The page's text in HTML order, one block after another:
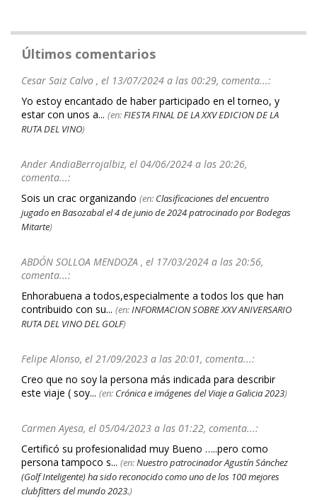
Últimos comentarios
Cesar Saiz Calvo , el 13/07/2024 a las 00:29, comenta...:
Yo estoy encantado de haber participado en el torneo, y
estar con unos a... (en:FIESTA FINAL DE LA XXV EDICION DE LA
RUTA DEL VINO)
Ander AndiaBerrojalbiz, el 04/06/2024 a las 20:26,
comenta...:
Sois un crac organizando (en: Clasificaciones del encuentro
jugado en Basozabal el 4 de junio de 2024 patrocinado por Bodegas
Mitarte)
ABDÓN SOLLOA MENDOZA , el 17/03/2024 a las 20:56,
comenta...:
Enhorabuena a todos,especialmente a todos los que han
contribuido con su... (en:INFORMACION SOBRE XXV ANIVERSARIO
RUTA DEL VINO DEL GOLF)
Felipe Alonso, el 21/09/2023 a las 20:01, comenta...:
Creo que no soy la persona más indicada para describir
este viaje ( soy... (en: Crónica e imágenes del Viaje a Galicia 2023)
Carmen Ayesa, el 05/04/2023 a las 01:22, comenta...:
Certificó su profesionalidad muy Bueno …..pero como
persona tampoco s... (en:Nuestro patrocinador Agustín Sánchez
(Golf Inteligente) ha sido reconocido como uno de los 100 mejores
clubfitters del mundo 2023.)